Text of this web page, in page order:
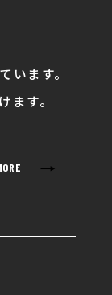
います。
ます。
→